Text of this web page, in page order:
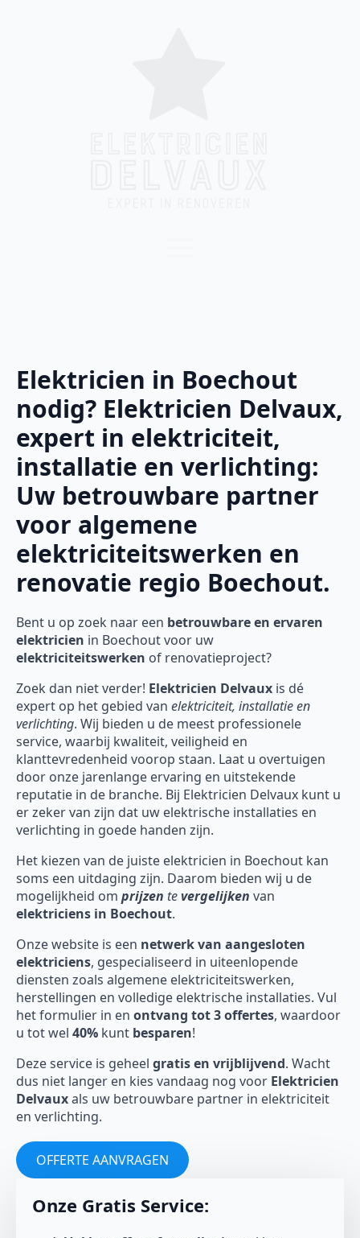
Elektricien in Boechout
nodig? Elektricien Delvaux,
expert in elektriciteit,
installatie en verlichting:
Uw betrouwbare partner
voor algemene
elektriciteitswerken en
renovatie regio Boechout.
Bent u op zoek naar een betrouwbare en ervaren
elektricien in Boechout voor uw
elektriciteitswerken of renovatieproject?
Zoek dan niet verder! Elektricien Delvaux is dé
expert op het gebied van elektriciteit, installatie en
verlichting. Wij bieden u de meest professionele
service, waarbij kwaliteit, veiligheid en
klanttevredenheid voorop staan. Laat u overtuigen
door onze jarenlange ervaring en uitstekende
reputatie in de branche. Bij Elektricien Delvaux kunt u
er zeker van zijn dat uw elektrische installaties en
verlichting in goede handen zijn.
Het kiezen van de juiste elektricien in Boechout kan
soms een uitdaging zijn. Daarom bieden wij u de
mogelijkheid om prijzen tevergelijken van
elektriciens in Boechout.
Onze website is een netwerk van aangesloten
elektriciens, gespecialiseerd in uiteenlopende
diensten zoals algemene elektriciteitswerken,
herstellingen en volledige elektrische installaties. Vul
het formulier in en ontvang tot 3 offertes, waardoor
u tot wel 40% kunt besparen!
Deze service is geheel gratis en vrijblijvend. Wacht
dus niet langer en kies vandaag nog voor Elektricien
Delvauxals uw betrouwbare partner in elektriciteit
en verlichting.
OFFERTE AANVRAGEN
Onze Gratis Service: